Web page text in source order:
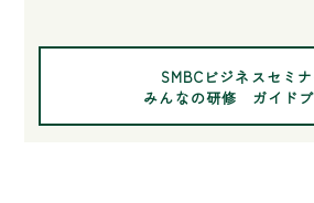
SMBCビジネスセミ
みんなの研修 ガイドブ